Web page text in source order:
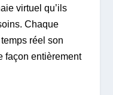
virtuel qu’ils
Chaque
réel son
façon entièrement